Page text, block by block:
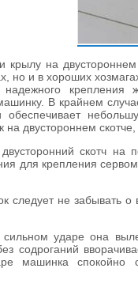
на двустороннем
но и в хороших
крепления
В крайнем
двустороннем
скотч
для крепления
следует не забывать
ударе она
содроганий
машинка спокойно